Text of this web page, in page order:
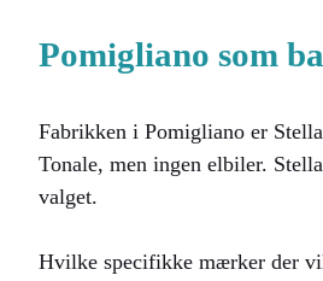
Pomigliano som
Fabrikken i Pomigliano er
Tonale, men ingen elbiler.
valget.
Hvilke specifikke mærker der